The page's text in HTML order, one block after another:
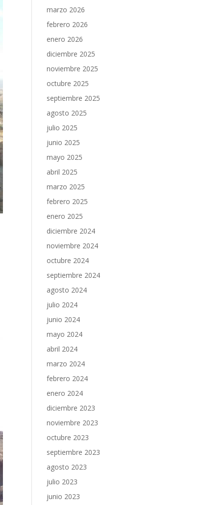
marzo 2026
febrero 2026
enero 2026
diciembre 2025
noviembre 2025
octubre 2025
septiembre 2025
agosto 2025
julio 2025
junio 2025
mayo 2025
abril 2025
marzo 2025
febrero 2025
enero 2025
diciembre 2024
noviembre 2024
octubre 2024
septiembre 2024
agosto 2024
julio 2024
junio 2024
mayo 2024
abril 2024
marzo 2024
febrero 2024
enero 2024
diciembre 2023
noviembre 2023
octubre 2023
septiembre 2023
agosto 2023
julio 2023
junio 2023